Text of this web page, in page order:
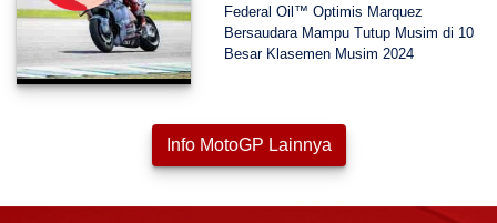
Federal Oil™ Optimis Marquez
Bersaudara Mampu Tutup Musim di 10
Besar Klasemen Musim 2024
Info MotoGP Lainnya